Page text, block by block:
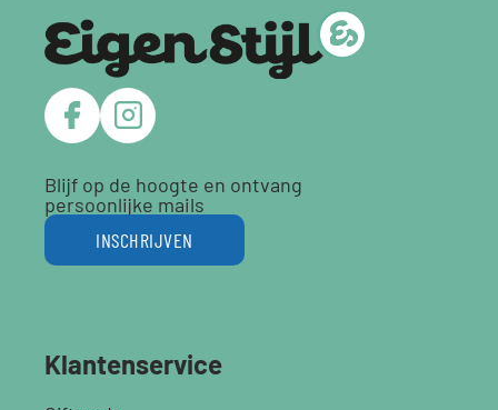
Blijf op de hoogte en ontvang
persoonlijke mails
INSCHRIJVEN
Klantenservice